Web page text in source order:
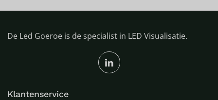
De Led Goeroe is de specialist in LED Visualisatie.
Klantenservice